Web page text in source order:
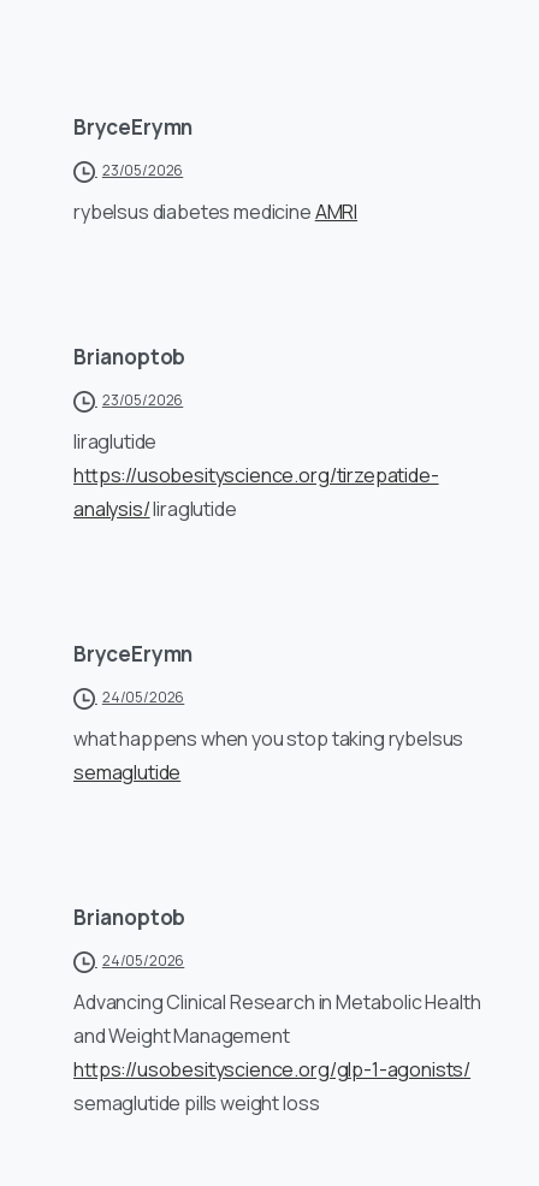
BryceErymn
23/05/2026
rybelsus diabetes medicineAMRI
Brianoptob
23/05/2026
liraglutide
https://usobesityscience.org/tirzepatide-
analysis/liraglutide
BryceErymn
24/05/2026
what happens when you stop taking rybelsus
semaglutide
Brianoptob
24/05/2026
Advancing Clinical Research in Metabolic Health
and Weight Management
https://usobesityscience.org/glp-1-agonists/
semaglutide pills weight loss